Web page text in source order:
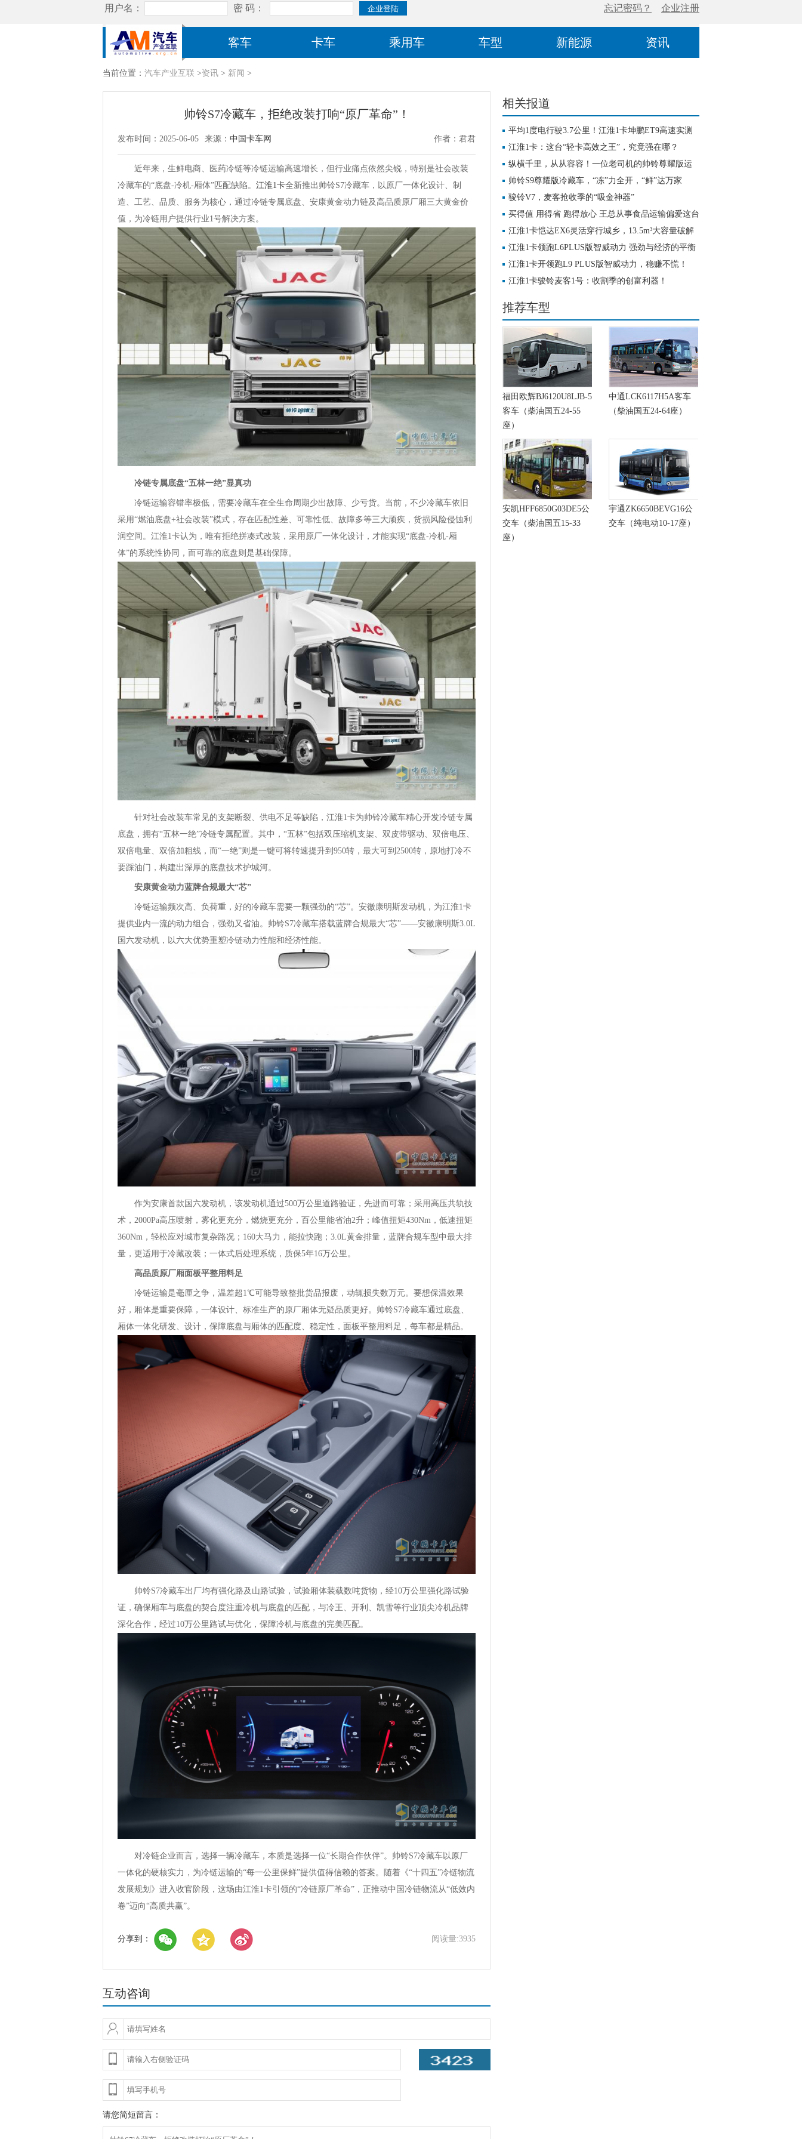
客车 卡车 乘用车 车型 新能源 资讯
当前位置： 汽车产业互联 >资讯 > 新闻 >
帅铃S7冷藏车，拒绝改装打响“原厂革命”！
发布时间：2025-06-05 来源： 中国卡车网 作者：君君
近年来，生鲜电商、医药冷链等冷链运输高速增长，但行业痛点依然尖锐，特别是社会改装
冷藏车的“底盘-冷机-厢体”匹配缺陷。 江淮1卡全新推出帅铃S7冷藏车，以原厂一体化设计、制
造、工艺、品质、服务为核心，通过冷链专属底盘、安康黄金动力链及高品质原厂厢三大黄金价
值，为冷链用户提供行业1号解决方案。
冷链专属底盘“五林一绝”显真功
冷链运输容错率极低，需要冷藏车在全生命周期少出故障、少亏货。当前，不少冷藏车依旧
采用“燃油底盘+社会改装”模式，存在匹配性差、可靠性低、故障多等三大顽疾，货损风险侵蚀利
润空间。江淮1卡认为，唯有拒绝拼凑式改装，采用原厂一体化设计，才能实现“底盘-冷机-厢
体”的系统性协同，而可靠的底盘则是基础保障。
针对社会改装车常见的支架断裂、供电不足等缺陷，江淮1卡为帅铃冷藏车精心开发冷链专属
底盘，拥有“五林一绝”冷链专属配置。其中，“五林”包括双压缩机支架、双皮带驱动、双倍电压、
双倍电量、双倍加粗线，而“一绝”则是一键可将转速提升到950转，最大可到2500转，原地打冷不
要踩油门，构建出深厚的底盘技术护城河。
安康黄金动力蓝牌合规最大“芯”
冷链运输频次高、负荷重，好的冷藏车需要一颗强劲的“芯”。安徽康明斯发动机，为江淮1卡
提供业内一流的动力组合，强劲又省油。帅铃S7冷藏车搭载蓝牌合规最大“芯”——安徽康明斯3.0L
国六发动机，以六大优势重塑冷链动力性能和经济性能。
作为安康首款国六发动机，该发动机通过500万公里道路验证，先进而可靠；采用高压共轨技
术，2000Pa高压喷射，雾化更充分，燃烧更充分，百公里能省油2升；峰值扭矩430Nm，低速扭矩
360Nm，轻松应对城市复杂路况；160大马力，能拉快跑；3.0L黄金排量，蓝牌合规车型中最大排
量，更适用于冷藏改装；一体式后处理系统，质保5年16万公里。
高品质原厂厢面板平整用料足
冷链运输是毫厘之争，温差超1℃可能导致整批货品报废，动辄损失数万元。要想保温效果
好，厢体是重要保障，一体设计、标准生产的原厂厢体无疑品质更好。帅铃S7冷藏车通过底盘、
厢体一体化研发、设计，保障底盘与厢体的匹配度、稳定性，面板平整用料足，每车都是精品。
帅铃S7冷藏车出厂均有强化路及山路试验，试验厢体装载数吨货物，经10万公里强化路试验
证，确保厢车与底盘的契合度注重冷机与底盘的匹配，与冷王、开利、凯雪等行业顶尖冷机品牌
深化合作，经过10万公里路试与优化，保障冷机与底盘的完美匹配。
对冷链企业而言，选择一辆冷藏车，本质是选择一位“长期合作伙伴”。帅铃S7冷藏车以原厂
一体化的硬核实力，为冷链运输的“每一公里保鲜”提供值得信赖的答案。随着《“十四五”冷链物流
发展规划》进入收官阶段，这场由江淮1卡引领的“冷链原厂革命”，正推动中国冷链物流从“低效内
卷”迈向“高质共赢”。
分享到： 阅读量:3935
互动咨询
请您简短留言：
相关报道
平均1度电行驶3.7公里！江淮1卡坤鹏ET9高速实测
验证产品实力
江淮1卡：这台“轻卡高效之王”，究竟强在哪？
纵横千里，从从容容！一位老司机的帅铃尊耀版运
营实录
帅铃S9尊耀版冷藏车，“冻”力全开，“鲜”达万家
骏铃V7，麦客抢收季的“吸金神器”
买得值 用得省 跑得放心 王总从事食品运输偏爱这台
车江淮1卡恺达EX6灵活穿行城乡，13.5m³大容量破解
短途配送难题
江淮1卡领跑L6PLUS版智威动力 强劲与经济的平衡
江淮1卡开领跑L9 PLUS版智威动力，稳赚不慌！
江淮1卡骏铃麦客1号：收割季的创富利器！
推荐车型
福田欧辉BJ6120U8LJB-5
客车（柴油国五24-55
座）
中通LCK6117H5A客车
（柴油国五24-64座）
安凯HFF6850G03DE5公
交车（柴油国五15-33
座）
宇通ZK6650BEVG16公
交车（纯电动10-17座）